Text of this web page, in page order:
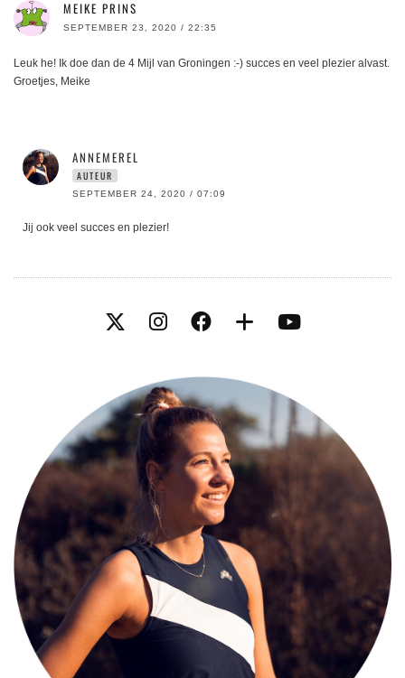
MEIKE PRINS
SEPTEMBER 23, 2020 / 22:35
Leuk he! Ik doe dan de 4 Mijl van Groningen :-) succes en veel plezier alvast.
Groetjes, Meike
ANNEMEREL
AUTEUR
SEPTEMBER 24, 2020 / 07:09
Jij ook veel succes en plezier!